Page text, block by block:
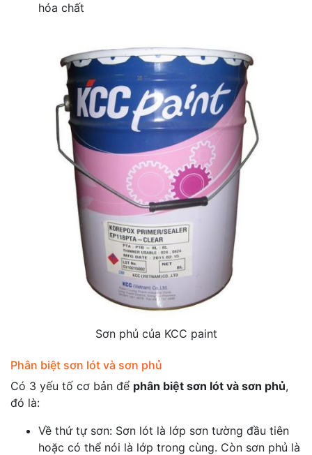
hóa chất
Sơn phủ của KCC paint
Phân biệt sơn lót và sơn phủ
Có 3 yếu tố cơ bản để phân biệt sơn lót và sơn phủ,
đó là:
Về thứ tự sơn: Sơn lót là lớp sơn tường đầu tiên
hoặc có thể nói là lớp trong cùng. Còn sơn phủ là